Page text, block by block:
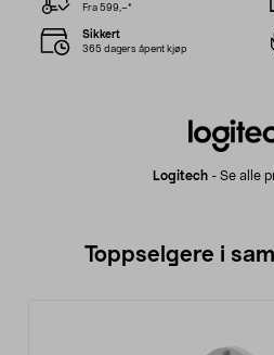
Logitech- Se alle
Fra 599,–*
Sikkert
365 dagers åpent kjøp
Toppselgere i